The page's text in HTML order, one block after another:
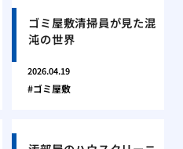
ゴミ屋敷清掃員が見た混
沌の世界
2026.04.19
ゴミ屋敷